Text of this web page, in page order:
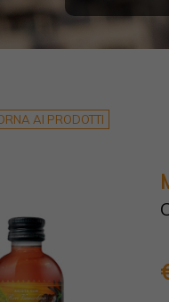
AI PRODOTTI